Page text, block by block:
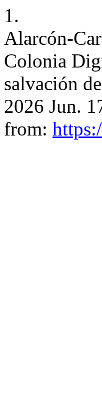
1.
Alarcón-
Colonia
salvación
2026 Jun.
from: